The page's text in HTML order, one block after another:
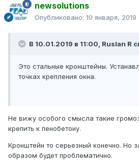
newsolutions
Опубликовано: 10 января, 2019
В 10.01.2019 в 11:00, Ruslan R
Это стальные кронштейны.
точках крепления окна.
Не вижу особого смысла такие
крепить к пенобетону.
Кронштейн то серьезный конечно. Но
образом будет проблематично.